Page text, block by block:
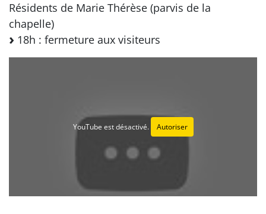
Résidents de Marie Thérèse (parvis de la
chapelle)
18h : fermeture aux visiteurs
YouTube est désactivé. Autoriser